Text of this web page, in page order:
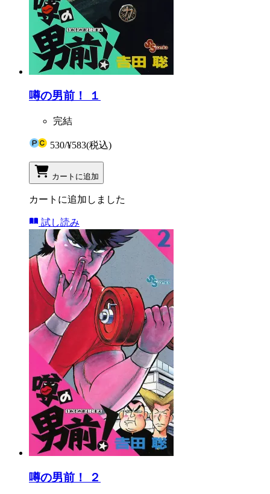
噂の男前！ １
完結
530/¥583(税込)
カートに追加
カートに追加しました
試し読み
噂の男前！ ２